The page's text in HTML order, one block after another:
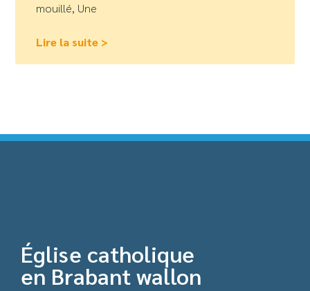
mouillé, Une
Lire la suite >
Église catholique
en Brabant wallon